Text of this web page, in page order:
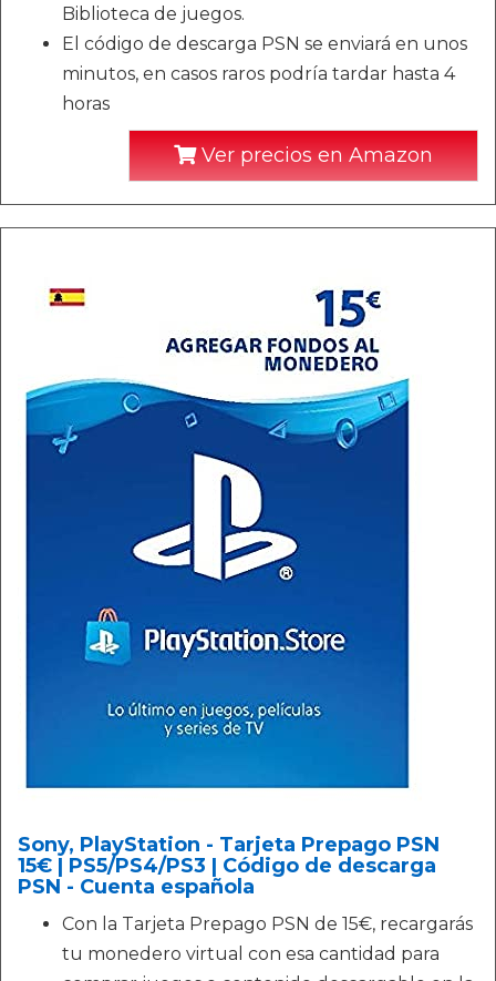
Biblioteca de juegos.
El código de descarga PSN se enviará en unos
minutos, en casos raros podría tardar hasta 4
horas
Ver precios en Amazon
Sony, PlayStation - Tarjeta Prepago PSN
15€ | PS5/PS4/PS3 | Código de descarga
PSN - Cuenta española
Con la Tarjeta Prepago PSN de 15€, recargarás
tu monedero virtual con esa cantidad para